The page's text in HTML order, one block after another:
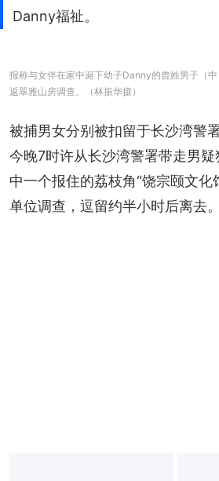
Danny福祉。
报称与女伴在家中诞下幼子Danny的曾姓男子（
返翠雅山房调查。（林振华摄）
被捕男女分别被扣留于长沙湾警
今晚7时许从长沙湾警署带走男
中一个报住的荔枝角“饶宗颐文
单位调查，逗留约半小时后离去。